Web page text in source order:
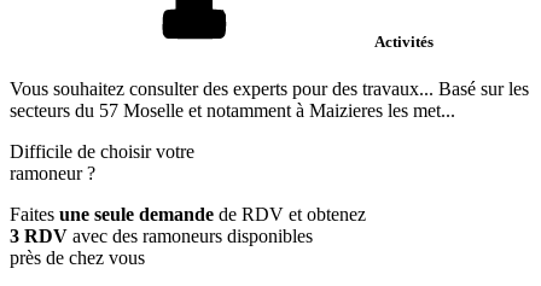
Activités
Vous souhaitez consulter des experts pour des travaux... Basé sur les
secteurs du 57 Moselle et notamment à Maizieres les met...
Difficile de choisir votre
ramoneur?
Faites une seule demande de RDV et obtenez
3 RDV avec des ramoneurs disponibles
près de chez vous